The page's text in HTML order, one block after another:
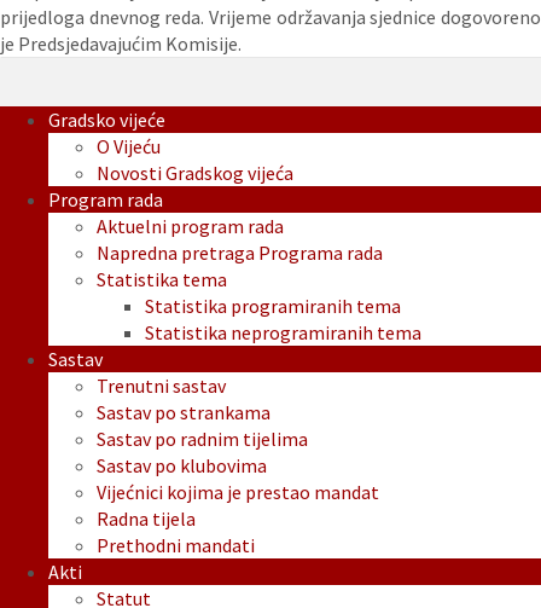
prijedloga dnevnog reda. Vrijeme održavanja sjednice dogovoreno
je Predsjedavajućim Komisije.
Gradsko vijeće
O Vijeću
Novosti Gradskog vijeća
Program rada
Aktuelni program rada
Napredna pretraga Programa rada
Statistika tema
Statistika programiranih tema
Statistika neprogramiranih tema
Sastav
Trenutni sastav
Sastav po strankama
Sastav po radnim tijelima
Sastav po klubovima
Vijećnici kojima je prestao mandat
Radna tijela
Prethodni mandati
Akti
Statut